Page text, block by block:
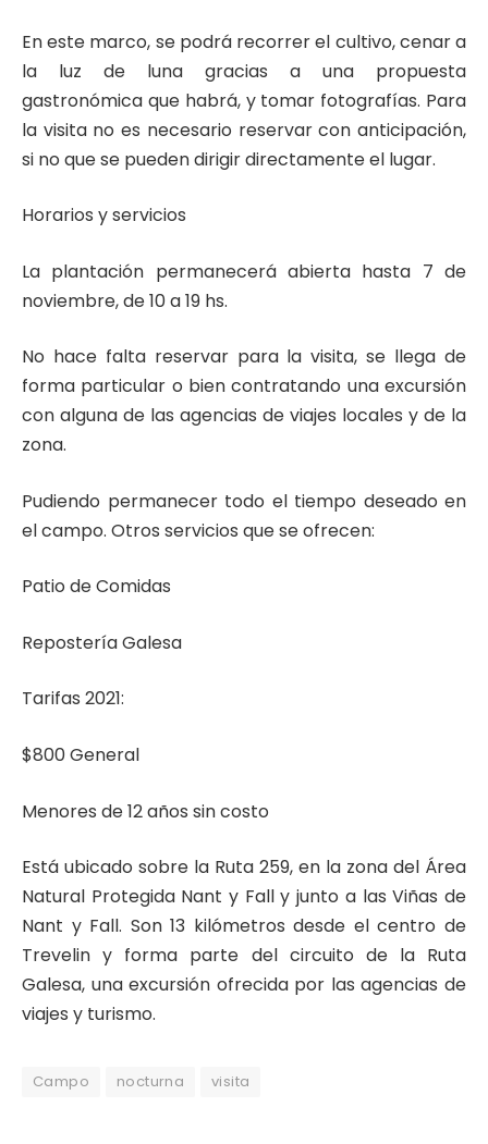
En este marco, se podrá recorrer el cultivo, cenar a
la luz de luna gracias a una propuesta
gastronómica que habrá, y tomar fotografías. Para
la visita no es necesario reservar con anticipación,
si no que se pueden dirigir directamente el lugar.
Horarios y servicios
La plantación permanecerá abierta hasta 7 de
noviembre, de 10 a 19 hs.
No hace falta reservar para la visita, se llega de
forma particular o bien contratando una excursión
con alguna de las agencias de viajes locales y de la
zona.
Pudiendo permanecer todo el tiempo deseado en
el campo. Otros servicios que se ofrecen:
Patio de Comidas
Repostería Galesa
Tarifas 2021:
$800 General
Menores de 12 años sin costo
Está ubicado sobre la Ruta 259, en la zona del Área
Natural Protegida Nant y Fall y junto a las Viñas de
Nant y Fall. Son 13 kilómetros desde el centro de
Trevelin y forma parte del circuito de la Ruta
Galesa, una excursión ofrecida por las agencias de
viajes y turismo.
Campo nocturna visita